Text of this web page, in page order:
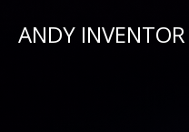
ANDY INVENTOR